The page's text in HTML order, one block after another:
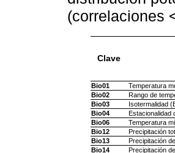
(correlaciones
Clave
Bio01
Temperatura
Bio02
Rango de
Bio03
Isotermalidad
Bio04
Estacionalidad
Bio06
Temperatura
Bio12
Precipitación
Bio13
Precipitación
Bio14
Precipitación